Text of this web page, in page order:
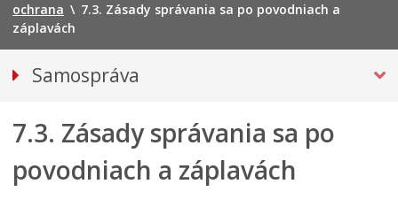
ochrana \ 7.3. Zásady správania sa po povodniach a
záplavách
Samospráva
Zástupca primátora
Mestská polícia
Dobrovoľný hasičský zbor
7.3. Zásady správania sa po
povodniach a záplavách